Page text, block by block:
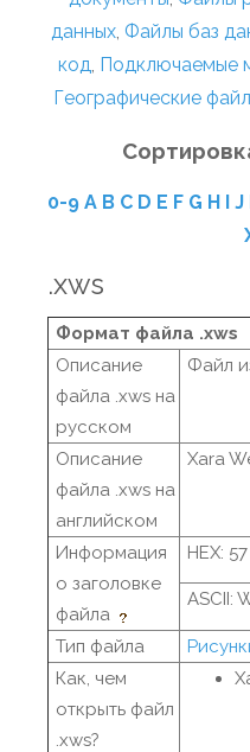
данных, Файлы баз
код, Подключаемые
Географические
0-9 A B C D E F G H I J
.xws
Формат файла .xws
Описание
файла .xws на
русском
Файл
Описание
файла .xws на
английском
Xara
Информация
о заголовке
файла
HEX:
ASCII:
Тип файла
Как, чем
открыть файл
.xws?